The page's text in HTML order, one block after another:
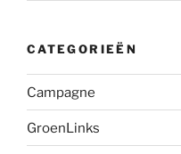
CATEGORIEËN
Campagne
GroenLinks